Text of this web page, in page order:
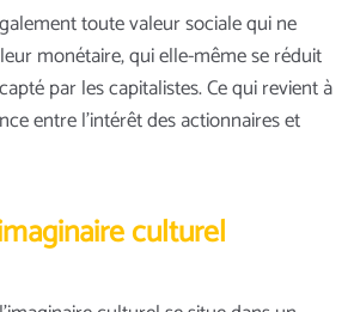
toute valeur sociale qui ne
monétaire, qui elle-même se réduit
par les capitalistes. Ce qui revient à
entre l’intérêt des actionnaires et
culturel